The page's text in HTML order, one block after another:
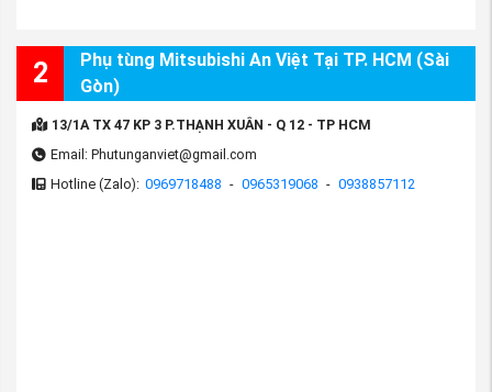
2
Phụ tùng Mitsubishi An Việt Tại TP. HCM (Sài
Gòn)
13/1A TX 47 KP 3 P.THẠNH XUÂN - Q 12 - TP HCM
Email: Phutunganviet@gmail.com
Hotline (Zalo): 0969718488 - 0965319068 - 0938857112